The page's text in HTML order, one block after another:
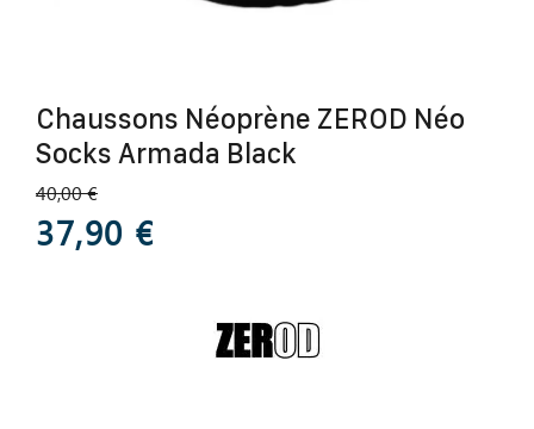
Chaussons Néoprène ZEROD Néo
Socks Armada Black
40,00 €
37,90 €